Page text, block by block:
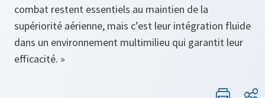
combat restent essentiels au maintien de la
supériorité aérienne, mais c’est leur intégration fluide
dans un environnement multimilieu qui garantit leur
efficacité. »